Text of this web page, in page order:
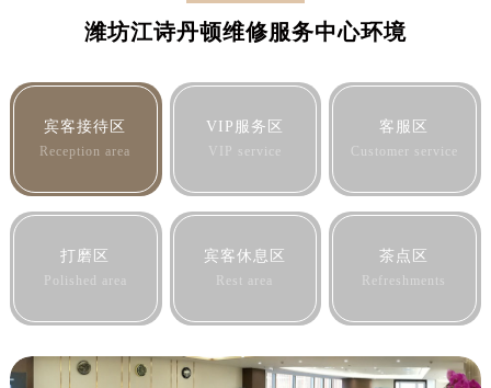
潍坊江诗丹顿维修服务中心环境
宾客接待区
Reception area
VIP服务区
VIP service
客服区
Customer service
打磨区
Polished area
宾客休息区
Rest area
茶点区
Refreshments